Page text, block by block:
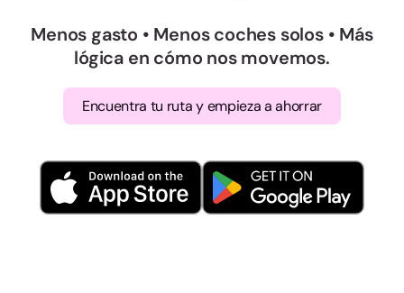
Menos gasto • Menos coches solos • Más
lógica en cómo nos movemos.
Encuentra tu ruta y empieza a ahorrar